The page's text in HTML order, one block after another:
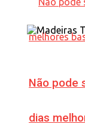
Não pode
dias